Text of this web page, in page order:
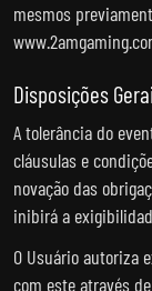
mesmos
Disposições
A tolerância do
cláusulas e
novação das
inibirá a
O Usuário autoriza
com este através